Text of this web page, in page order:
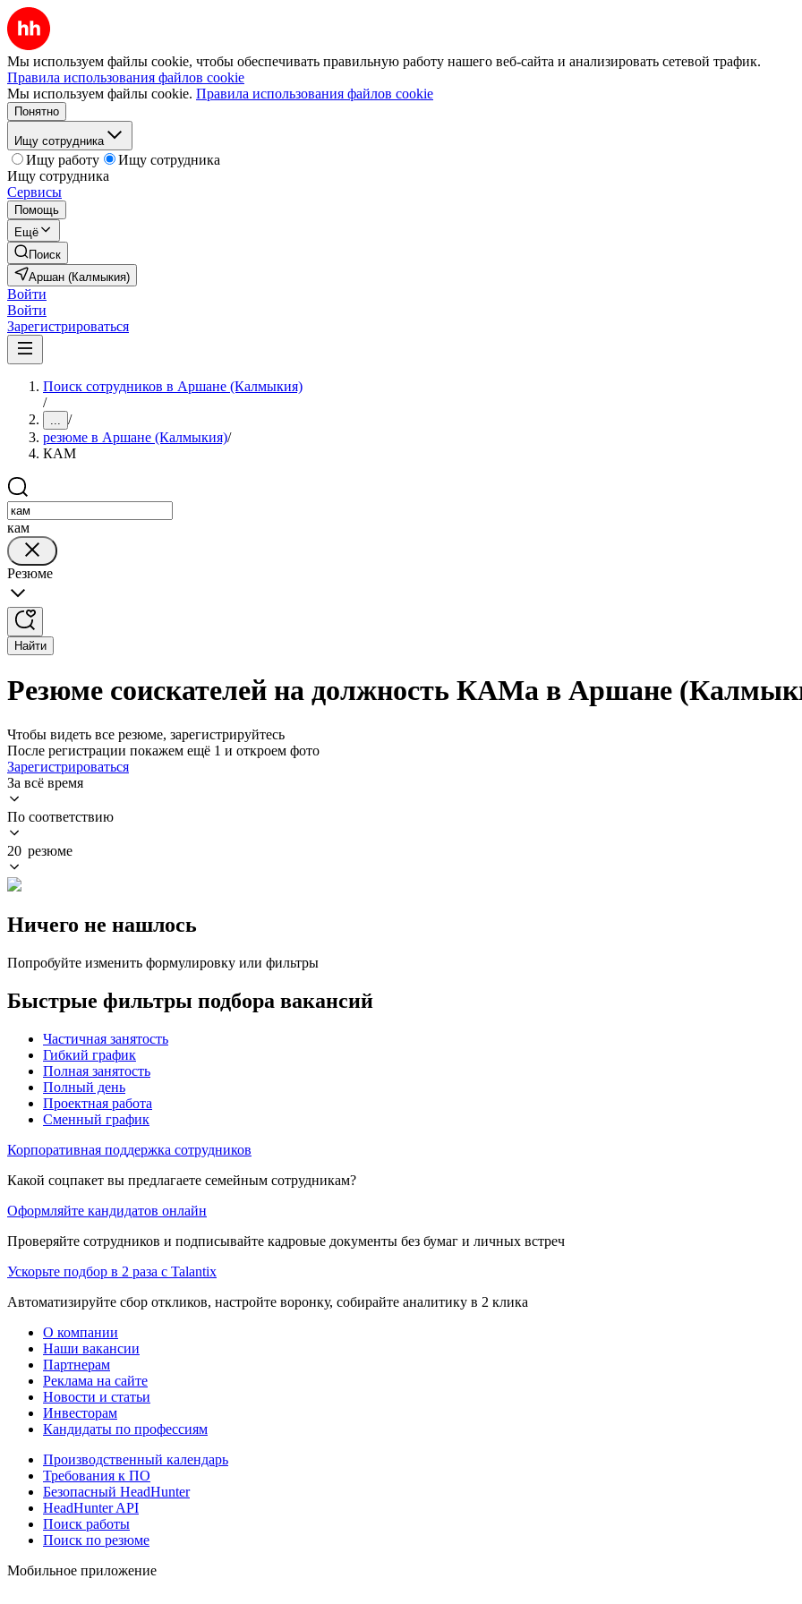
Мы используем файлы cookie, чтобы обеспечивать правильную работу нашего веб-сайта и анализировать сетевой трафик.
Правила использования файлов cookie
Мы используем файлы cookie. Правила использования файлов cookie
Понятно
Ищу сотрудника
Ищу работу
Ищу сотрудника
Ищу сотрудника
Сервисы
Помощь
Ещё
Поиск
Аршан (Калмыкия)
Войти
Войти
Зарегистрироваться
Поиск сотрудников в Аршане (Калмыкия)
/
... /
резюме в Аршане (Калмыкия)/
КАМ
кам
Резюме
Найти
Резюме соискателей на должность КАМа в Аршане
Чтобы видеть все резюме, зарегистрируйтесь
После регистрации покажем ещё 1 и откроем фото
Зарегистрироваться
За всё время
По соответствию
20 резюме
Ничего не нашлось
Попробуйте изменить формулировку или фильтры
Быстрые фильтры подбора вакансий
Частичная занятость
Гибкий график
Полная занятость
Полный день
Проектная работа
Сменный график
Корпоративная поддержка сотрудников
Какой соцпакет вы предлагаете семейным сотрудникам?
Оформляйте кандидатов онлайн
Проверяйте сотрудников и подписывайте кадровые документы без бумаг и личных встреч
Ускорьте подбор в 2 раза с Talantix
Автоматизируйте сбор откликов, настройте воронку, собирайте аналитику в 2 клика
О компании
Наши вакансии
Партнерам
Реклама на сайте
Новости и статьи
Инвесторам
Кандидаты по профессиям
Производственный календарь
Требования к ПО
Безопасный HeadHunter
HeadHunter API
Поиск работы
Поиск по резюме
Мобильное приложение